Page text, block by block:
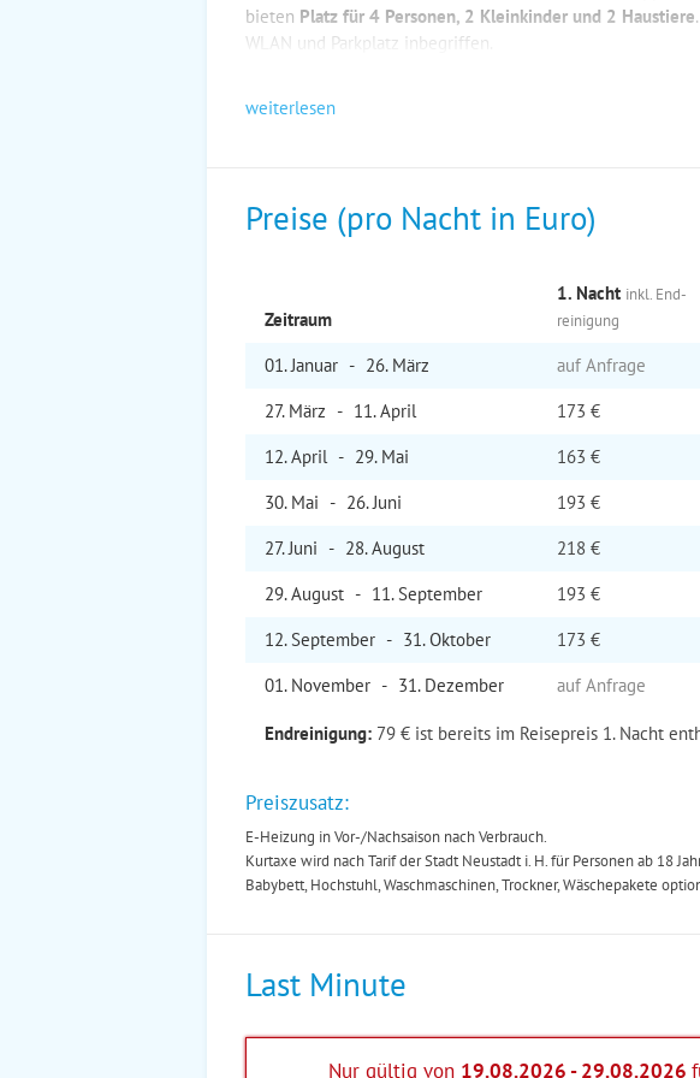
bieten Platz für 4 Personen, 2 Kleinkinder und 2 Haustiere
WLAN und Parkplatz inbegriffen.
weiterlesen
Preise (pro Nacht in Euro)
Zeitraum
1. Nacht inkl. End­
reinigung
01. Januar - 26. März auf Anfrage
27. März - 11. April 173 €
12. April - 29. Mai 163 €
30. Mai - 26. Juni 193 €
27. Juni - 28. August 218 €
29. August - 11. September 193 €
12. September - 31. Oktober 173 €
01. November - 31. Dezember auf Anfrage
Endreinigung: 79 € ist bereits im Reisepreis 1. Nacht
Preiszusatz:
E-Heizung in Vor-/Nachsaison nach Verbrauch.
Kurtaxe wird nach Tarif der Stadt Neustadt i. H. für Personen ab 18
Babybett, Hochstuhl, Waschmaschinen, Trockner, Wäschepakete
Last Minute
Nur gültig von 19.08.2026 - 29.08.2026